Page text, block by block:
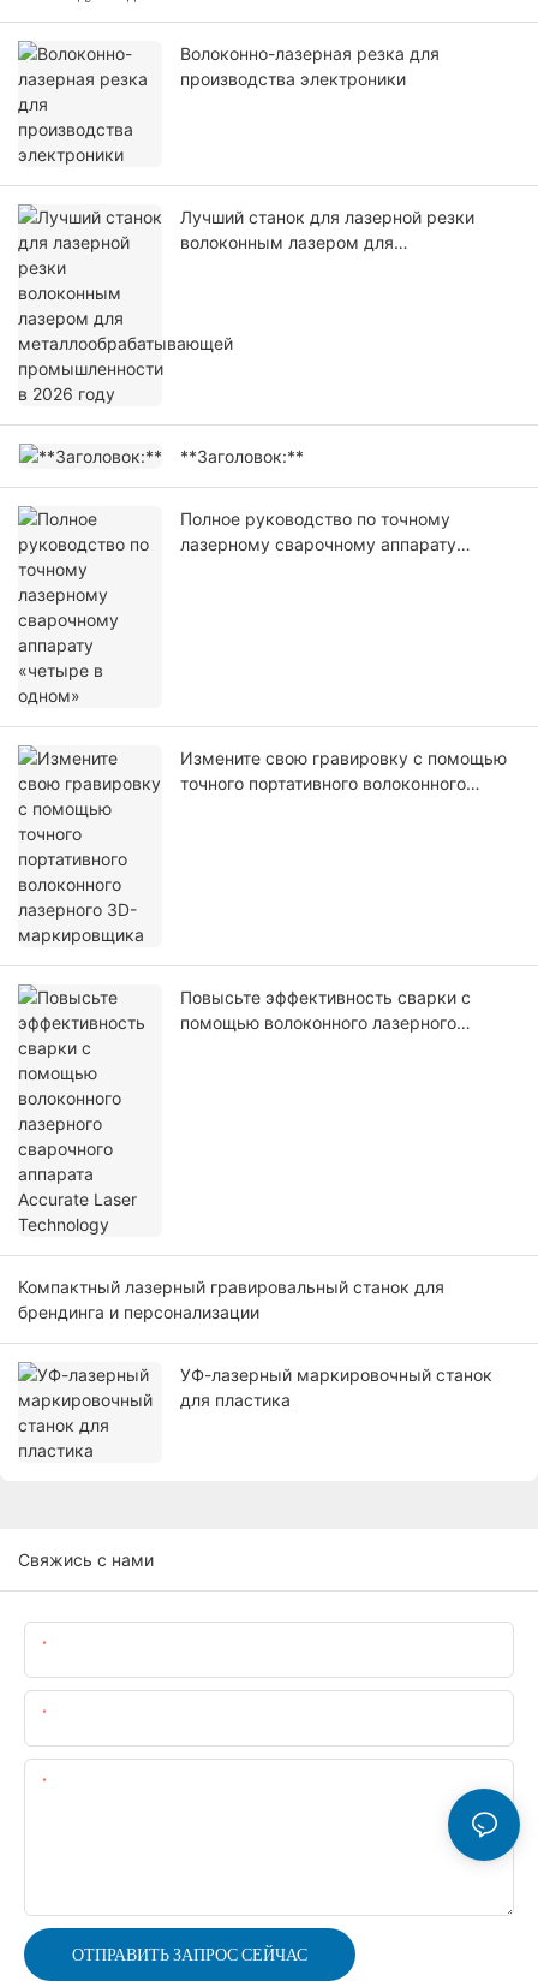
Волоконно-лазерная резка для
производства электроники
Лучший станок для лазерной резки
волоконным лазером для
**Заголовок:**
Полное руководство по точному
лазерному сварочному аппарату
Измените свою гравировку с помощью
точного портативного волоконного
Повысьте эффективность сварки с
помощью волоконного лазерного
Компактный лазерный гравировальный станок для
брендинга и персонализации
УФ-лазерный маркировочный станок
для пластика
Свяжись с нами
ОТПРАВИТЬ ЗАПРОС СЕЙЧАС